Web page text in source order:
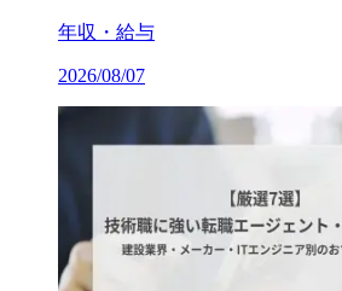
年収・給与
2026/08/07